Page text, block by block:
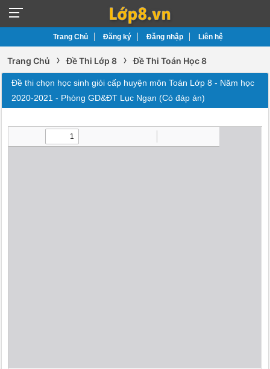
Trang Chủ Đăng ký Đăng nhập Liên hệ
Trang Chủ › Đề Thi Lớp 8 › Đề Thi Toán Học 8
Đề thi chọn học sinh giỏi cấp huyện môn Toán Lớp 8 - Năm học
2020-2021 - Phòng GD&ĐT Lục Ngạn (Có đáp án)